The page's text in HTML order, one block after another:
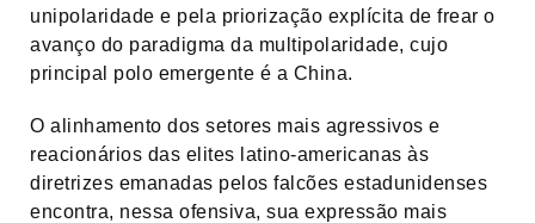
unipolaridade e pela priorização explícita de frear o
avanço do paradigma da multipolaridade, cujo
principal polo emergente é a China.
O alinhamento dos setores mais agressivos e
reacionários das elites latino-americanas às
diretrizes emanadas pelos falcões estadunidenses
encontra, nessa ofensiva, sua expressão mais